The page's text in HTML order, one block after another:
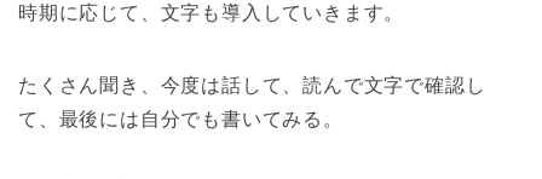
時期に応じて、文字も導入していきます。
たくさん聞き、今度は話して、読んで文字で確認し
て、最後には自分でも書いてみる。